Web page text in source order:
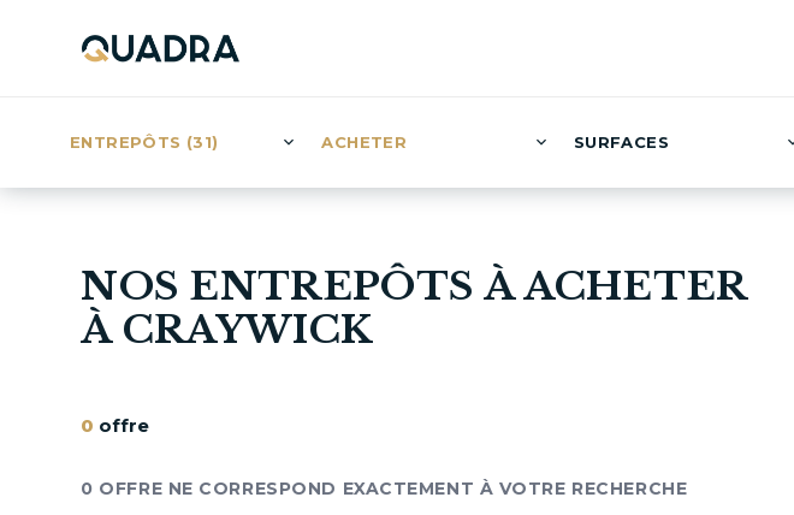
ENTREPÔTS (31) ACHETER SURFACES
NOS ENTREPÔTS À ACHETER
À CRAYWICK
0 offre
0 OFFRE NE CORRESPOND EXACTEMENT À VOTRE RECHERCHE